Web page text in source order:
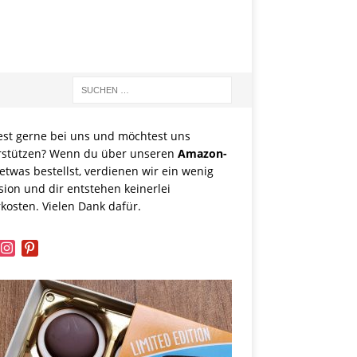
gerne bei uns und möchtest uns
Wenn du über unseren Amazon-
bestellst, verdienen wir ein wenig
und dir entstehen keinerlei
Vielen Dank dafür.
pinterest